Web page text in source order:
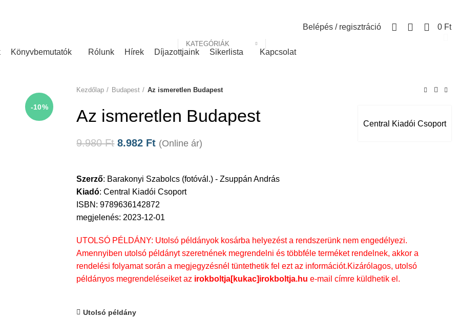
KATEGÓRIÁK
Belépés / regisztráció 0 Ft
Könyvbemutatók Rólunk Hírek Díjazottjaink Sikerlista Kapcsolat
-10%
Kezdőlap Budapest Az ismeretlen Budapest
Central Kiadói Csoport
Az ismeretlen Budapest
9.980Ft 8.982 Ft (Online ár)
Szerző: Barakonyi Szabolcs (fotóvál.) - Zsuppán András
Kiadó:Central Kiadói Csoport
ISBN: 9789636142872
megjelenés: 2023-12-01
UTOLSÓ PÉLDÁNY: Utolsó példányok kosárba helyezést a rendszerünk nem engedélyezi.
Amennyiben utolsó példányt szeretnének megrendelni és többféle terméket rendelnek, akkor a
rendelési folyamat során a megjegyzésnél tüntethetik fel ezt az információt.Kizárólagos, utolsó
példányos megrendeléseiket az irokboltja[kukac]irokboltja.hu e-mail címre küldhetik el.
Utolsó példány